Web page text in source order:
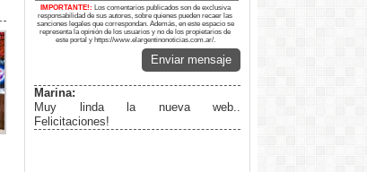
IMPORTANTE!: Los comentarios publicados son de exclusiva
responsabilidad de sus autores, sobre quienes pueden recaer las
sanciones legales que correspondan. Además, en este espacio se
representa la opinión de los usuarios y no de los propietarios de
este portal y https://www.elargentinonoticias.com.ar/.
Enviar mensaje
Marina:
Muy linda la nueva web..
Felicitaciones!